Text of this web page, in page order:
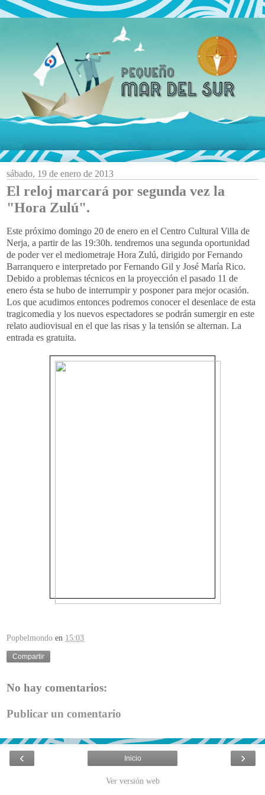
sábado, 19 de enero de 2013
El reloj marcará por segunda vez la
"Hora Zulú".
Este próximo domingo 20 de enero en el Centro Cultural Villa de
Nerja, a partir de las 19:30h. tendremos una segunda oportunidad
de poder ver el mediometraje Hora Zulú, dirigido por Fernando
Barranquero e interpretado por Fernando Gil y José María Rico.
Debido a problemas técnicos en la proyección el pasado 11 de
enero ésta se hubo de interrumpir y posponer para mejor ocasión.
Los que acudimos entonces podremos conocer el desenlace de esta
tragicomedia y los nuevos espectadores se podrán sumergir en este
relato audiovisual en el que las risas y la tensión se alternan. La
entrada es gratuita.
Popbelmondo en 15:03
Compartir
No hay comentarios:
Publicar un comentario
‹ ›
Inicio
Ver versión web